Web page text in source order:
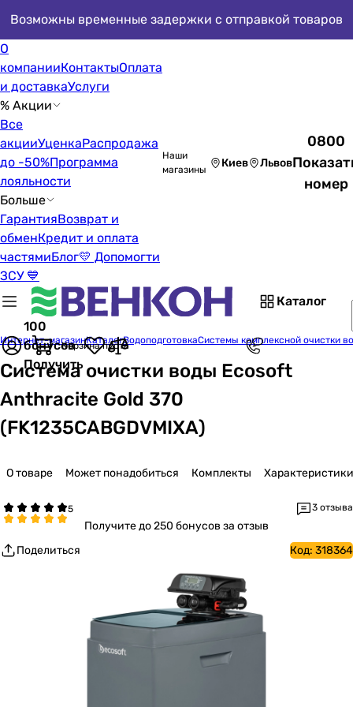
Возможны временные задержки с отправкой товаров
О
компанииКонтактыОплата
и доставкаУслуги
% Акции
Все
акцииУценкаРаспродажа
до -50%Программа
лояльности
Больше
ГарантияВозврат и
обменКредит и оплата
частямиБлог💛 Допомогти
ЗСУ 💙
Наши
магазины
Киев Львов
0800
номер
Каталог
100
бонусов
Получить
Корзина пуста
Интернет-магазинКаталогВодоподготовкаСистемы комплексной очистки
Система очистки воды Ecosoft
Anthracite Gold 370
(FK1235CABGDVMIXA)
О товаре Может понадобиться Комплекты Характеристики
3 отзыва
Получитедо 250 бонусов за отзыв
Поделиться
Код: 318364